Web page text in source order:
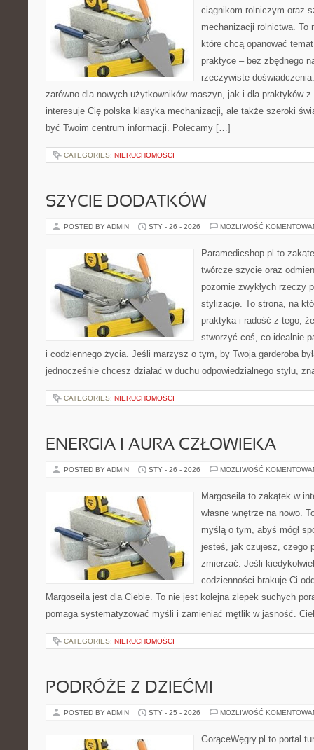
ciągnikom rolniczym oraz
mechanizacji rolnictwa. To
które chcą opanować
praktyce – bez zbędnego
rzeczywiste
zarówno dla nowych użytkowników maszyn, jak i dla praktyków
interesuje Cię polska klasyka mechanizacji, ale także szeroki
być Twoim centrum informacji. Polecamy […]
CATEGORIES: NIERUCHOMOŚCI
SZYCIE DODATKÓW
POSTED BY ADMIN STY - 26 - 2026 MOŻLIWOŚĆ
Paramedicshop.pl to
twórcze szycie oraz
pozornie zwykłych rzeczy
stylizacje. To strona, na
praktyka i radość z tego,
stworzyć coś, co idealnie
i codziennego życia. Jeśli marzysz o tym, by Twoja garderoba
jednocześnie chcesz działać w duchu odpowiedzialnego stylu,
CATEGORIES: NIERUCHOMOŚCI
ENERGIA I AURA CZŁOWIEKA
POSTED BY ADMIN STY - 26 - 2026 MOŻLIWOŚĆ
Margoseila to zakątek w
własne wnętrze na nowo.
myślą o tym, abyś mógł
jesteś, jak czujesz, czego
zmierzać. Jeśli
codzienności brakuje Ci
Margoseila jest dla Ciebie. To nie jest kolejna zlepek suchych
pomaga systematyzować myśli i zamieniać mętlik w jasność.
CATEGORIES: NIERUCHOMOŚCI
PODRÓŻE Z DZIEĆMI
POSTED BY ADMIN STY - 25 - 2026 MOŻLIWOŚĆ
GorąceWęgry.pl to portal